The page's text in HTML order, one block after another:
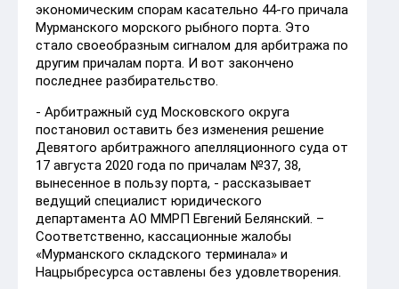
экономическим спорам касательно 44-го причала
Мурманского морского рыбного порта. Это
стало своеобразным сигналом для арбитража по
другим причалам порта. И вот закончено
последнее разбирательство.
- Арбитражный суд Московского округа
постановил оставить без изменения решение
Девятого арбитражного апелляционного суда от
17 августа 2020 года по причалам №37, 38,
вынесенное в пользу порта, - рассказывает
ведущий специалист юридического
департамента АО ММРП Евгений Белянский. –
Соответственно, кассационные жалобы
«Мурманского складского терминала» и
Нацрыбресурса оставлены без удовлетворения.